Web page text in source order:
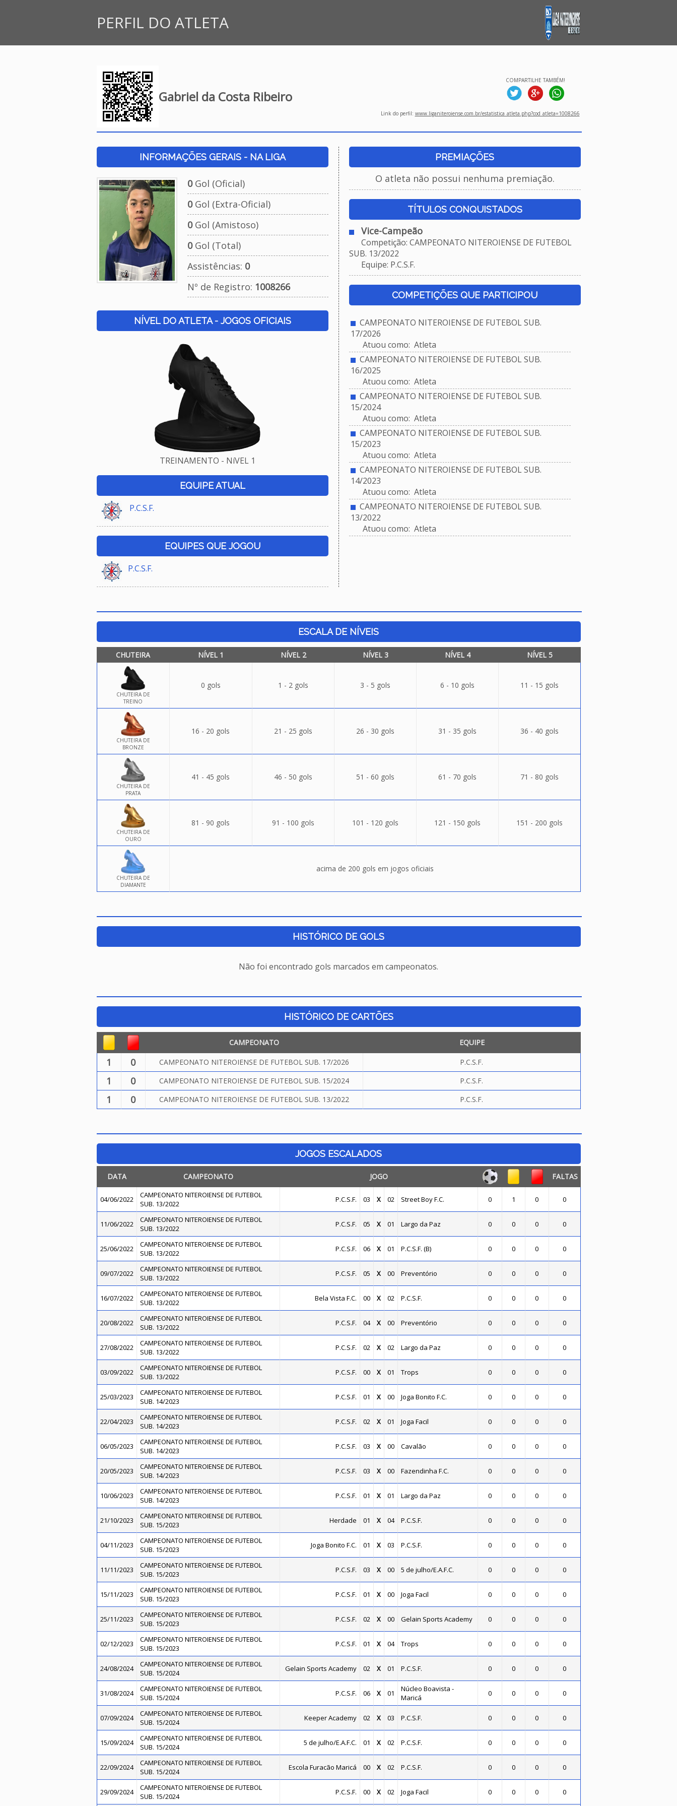
PERFIL DO ATLETA
Gabriel da Costa Ribeiro
COMPARTILHE TAMBÉM!
Link do perfil: www.liganiteroiense.com.br/estatistica_atleta.php?cod_atleta=1008266
INFORMAÇÕES GERAIS - NA LIGA
0Gol (Oficial)
0Gol (Extra-Oficial)
0Gol (Amistoso)
0Gol (Total)
Assistências: 0
Nº de Registro: 1008266
NÍVEL DO ATLETA - JOGOS OFICIAIS
TREINAMENTO - NíVEL 1
EQUIPE ATUAL
P.C.S.F.
EQUIPES QUE JOGOU
P.C.S.F.
PREMIAÇÕES
O atleta não possui nenhuma premiação.
TÍTULOS CONQUISTADOS
Vice-Campeão
Competição: CAMPEONATO NITEROIENSE DE FUTEBOL
SUB. 13/2022
Equipe: P.C.S.F.
COMPETIÇÕES QUE PARTICIPOU
CAMPEONATO NITEROIENSE DE FUTEBOL SUB.
17/2026
Atuou como: Atleta
CAMPEONATO NITEROIENSE DE FUTEBOL SUB.
16/2025
Atuou como: Atleta
CAMPEONATO NITEROIENSE DE FUTEBOL SUB.
15/2024
Atuou como: Atleta
CAMPEONATO NITEROIENSE DE FUTEBOL SUB.
15/2023
Atuou como: Atleta
CAMPEONATO NITEROIENSE DE FUTEBOL SUB.
14/2023
Atuou como: Atleta
CAMPEONATO NITEROIENSE DE FUTEBOL SUB.
13/2022
Atuou como: Atleta
ESCALA DE NÍVEIS
CHUTEIRA NÍVEL 1 NÍVEL 2 NÍVEL 3 NÍVEL 4 NÍVEL 5
CHUTEIRA DE
TREINO
0 gols 1 - 2 gols 3 - 5 gols 6 - 10 gols 11 - 15 gols
CHUTEIRA DE
BRONZE
16 - 20 gols 21 - 25 gols 26 - 30 gols 31 - 35 gols 36 - 40 gols
CHUTEIRA DE
PRATA
41 - 45 gols 46 - 50 gols 51 - 60 gols 61 - 70 gols 71 - 80 gols
CHUTEIRA DE
OURO
81 - 90 gols 91 - 100 gols 101 - 120 gols 121 - 150 gols 151 - 200 gols
CHUTEIRA DE
DIAMANTE
acima de 200 gols em jogos oficiais
HISTÓRICO DE GOLS
Não foi encontrado gols marcados em campeonatos.
HISTÓRICO DE CARTÕES
CAMPEONATO EQUIPE
1 0 CAMPEONATO NITEROIENSE DE FUTEBOL SUB. 17/2026 P.C.S.F.
1 0 CAMPEONATO NITEROIENSE DE FUTEBOL SUB. 15/2024 P.C.S.F.
1 0 CAMPEONATO NITEROIENSE DE FUTEBOL SUB. 13/2022 P.C.S.F.
JOGOS ESCALADOS
DATA CAMPEONATO JOGO FALTAS
04/06/2022
CAMPEONATO NITEROIENSE DE FUTEBOL
SUB. 13/2022
P.C.S.F. 03 X 02 Street Boy F.C. 0 1 0 0
11/06/2022
CAMPEONATO NITEROIENSE DE FUTEBOL
SUB. 13/2022
P.C.S.F. 05 X 01 Largo da Paz 0 0 0 0
25/06/2022
CAMPEONATO NITEROIENSE DE FUTEBOL
SUB. 13/2022
P.C.S.F. 06 X 01 P.C.S.F. (B) 0 0 0 0
09/07/2022
CAMPEONATO NITEROIENSE DE FUTEBOL
SUB. 13/2022
P.C.S.F. 05 X 00 Preventório 0 0 0 0
16/07/2022
CAMPEONATO NITEROIENSE DE FUTEBOL
SUB. 13/2022
Bela Vista F.C. 00 X 02 P.C.S.F. 0 0 0 0
20/08/2022
CAMPEONATO NITEROIENSE DE FUTEBOL
SUB. 13/2022
P.C.S.F. 04 X 00 Preventório 0 0 0 0
27/08/2022
CAMPEONATO NITEROIENSE DE FUTEBOL
SUB. 13/2022
P.C.S.F. 02 X 02 Largo da Paz 0 0 0 0
03/09/2022
CAMPEONATO NITEROIENSE DE FUTEBOL
SUB. 13/2022
P.C.S.F. 00 X 01 Trops 0 0 0 0
25/03/2023
CAMPEONATO NITEROIENSE DE FUTEBOL
SUB. 14/2023
P.C.S.F. 01 X 00 Joga Bonito F.C. 0 0 0 0
22/04/2023
CAMPEONATO NITEROIENSE DE FUTEBOL
SUB. 14/2023
P.C.S.F. 02 X 01 Joga Facil 0 0 0 0
06/05/2023
CAMPEONATO NITEROIENSE DE FUTEBOL
SUB. 14/2023
P.C.S.F. 03 X 00 Cavalão 0 0 0 0
20/05/2023
CAMPEONATO NITEROIENSE DE FUTEBOL
SUB. 14/2023
P.C.S.F. 03 X 00 Fazendinha F.C. 0 0 0 0
10/06/2023
CAMPEONATO NITEROIENSE DE FUTEBOL
SUB. 14/2023
P.C.S.F. 01 X 01 Largo da Paz 0 0 0 0
21/10/2023
CAMPEONATO NITEROIENSE DE FUTEBOL
SUB. 15/2023
Herdade 01 X 04 P.C.S.F. 0 0 0 0
04/11/2023
CAMPEONATO NITEROIENSE DE FUTEBOL
SUB. 15/2023
Joga Bonito F.C. 01 X 03 P.C.S.F. 0 0 0 0
11/11/2023
CAMPEONATO NITEROIENSE DE FUTEBOL
SUB. 15/2023
P.C.S.F. 03 X 00 5 de julho/E.A.F.C. 0 0 0 0
15/11/2023
CAMPEONATO NITEROIENSE DE FUTEBOL
SUB. 15/2023
P.C.S.F. 01 X 00 Joga Facil 0 0 0 0
25/11/2023
CAMPEONATO NITEROIENSE DE FUTEBOL
SUB. 15/2023
P.C.S.F. 02 X 00 Gelain Sports Academy 0 0 0 0
02/12/2023
CAMPEONATO NITEROIENSE DE FUTEBOL
SUB. 15/2023
P.C.S.F. 01 X 04 Trops 0 0 0 0
24/08/2024
CAMPEONATO NITEROIENSE DE FUTEBOL
SUB. 15/2024
Gelain Sports Academy 02 X 01 P.C.S.F. 0 0 0 0
31/08/2024
CAMPEONATO NITEROIENSE DE FUTEBOL
SUB. 15/2024
P.C.S.F. 06 X 01
Núcleo Boavista -
Maricá
0 0 0 0
07/09/2024
CAMPEONATO NITEROIENSE DE FUTEBOL
SUB. 15/2024
Keeper Academy 02 X 03 P.C.S.F. 0 0 0 0
15/09/2024
CAMPEONATO NITEROIENSE DE FUTEBOL
SUB. 15/2024
5 de julho/E.A.F.C. 01 X 02 P.C.S.F. 0 0 0 0
22/09/2024
CAMPEONATO NITEROIENSE DE FUTEBOL
SUB. 15/2024
Escola Furacão Maricá 00 X 02 P.C.S.F. 0 0 0 0
29/09/2024
CAMPEONATO NITEROIENSE DE FUTEBOL
SUB. 15/2024
P.C.S.F. 00 X 02 Joga Facil 0 0 0 0